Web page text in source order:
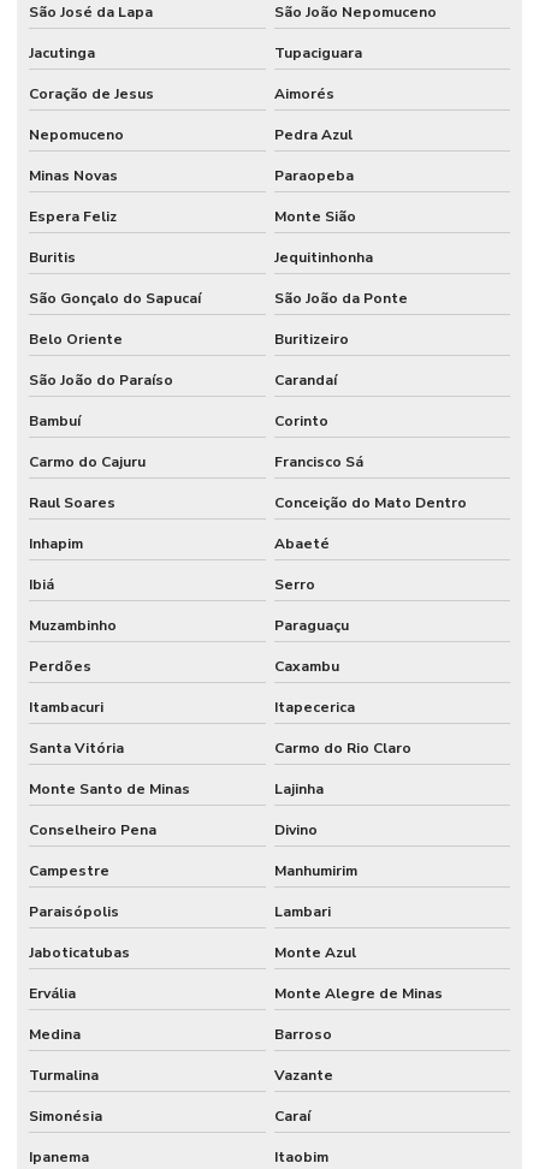
São José da Lapa São João Nepomuceno
Jacutinga Tupaciguara
Coração de Jesus Aimorés
Nepomuceno Pedra Azul
Minas Novas Paraopeba
Espera Feliz Monte Sião
Buritis Jequitinhonha
São Gonçalo do Sapucaí São João da Ponte
Belo Oriente Buritizeiro
São João do Paraíso Carandaí
Bambuí Corinto
Carmo do Cajuru Francisco Sá
Raul Soares Conceição do Mato Dentro
Inhapim Abaeté
Ibiá Serro
Muzambinho Paraguaçu
Perdões Caxambu
Itambacuri Itapecerica
Santa Vitória Carmo do Rio Claro
Monte Santo de Minas Lajinha
Conselheiro Pena Divino
Campestre Manhumirim
Paraisópolis Lambari
Jaboticatubas Monte Azul
Ervália Monte Alegre de Minas
Medina Barroso
Turmalina Vazante
Simonésia Caraí
Ipanema Itaobim